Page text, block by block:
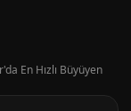
En Hızlı Büyüyen